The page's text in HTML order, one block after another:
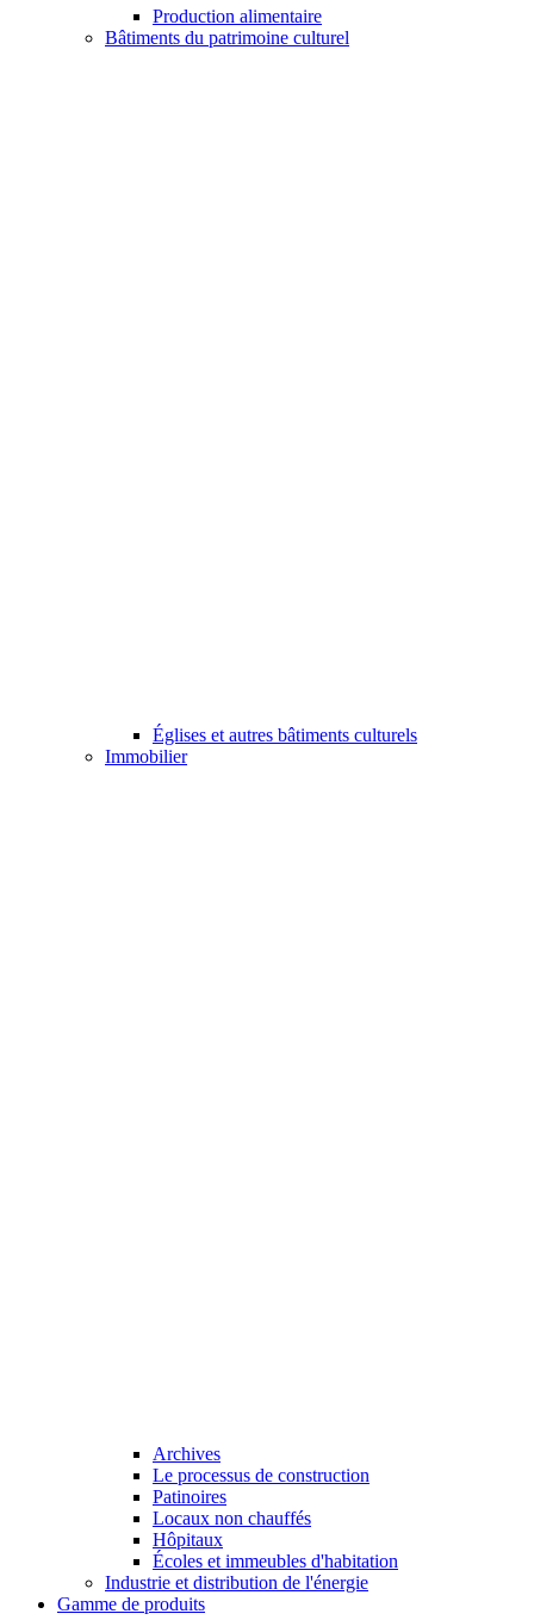
Production alimentaire
Bâtiments du patrimoine culturel
Églises et autres bâtiments culturels
Immobilier
Archives
Le processus de construction
Patinoires
Locaux non chauffés
Hôpitaux
Écoles et immeubles d'habitation
Industrie et distribution de l'énergie
Gamme de produits